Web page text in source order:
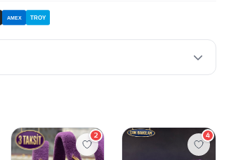
AMEX TROY
2 4